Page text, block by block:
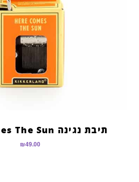
תיבת נגינה Here Comes The Sun
₪49.00